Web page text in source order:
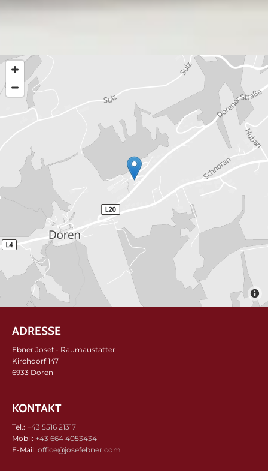
ADRESSE
Ebner Josef - Raumaustatter
Kirchdorf 147
6933 Doren
KONTAKT
Tel.: +43 5516 21317
Mobil: +43 664 4053434
E-Mail: office@josefebner.com